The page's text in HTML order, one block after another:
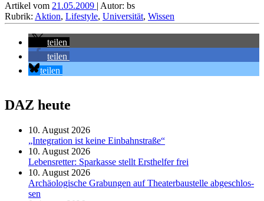
Artikel vom 21.05.2009 | Autor: bs
Rubrik: Aktion, Lifestyle, Universität, Wissen
teilen
teilen
teilen
DAZ heute
10. August 2026
„Integration ist keine Einbahnstraße“
10. August 2026
Le­bens­ret­ter: Spar­kas­se stellt Erst­hel­fer frei
10. August 2026
Ar­chäo­lo­gi­sche Gra­bun­gen auf Thea­ter­bau­stel­le ab­ge­schlos­
sen